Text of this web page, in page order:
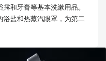
和牙膏等基本洗漱用品。
浴盐和热蒸汽眼罩，为第二